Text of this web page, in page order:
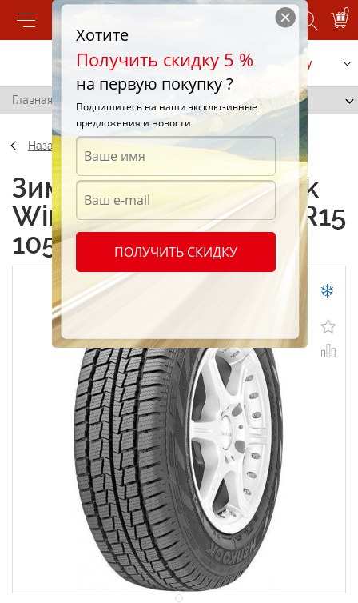
0
Позвонить Заказать услугу
Главная / Hankook Winter RW06 195/80 R15 105Q
Назад
Зимние шины Hankook
Winter RW06 195/80 R15
105Q
Хотите
Получить скидку 5 %
на первую покупку ?
Подпишитесь на наши эксклюзивные
предложения и новости
ПОЛУЧИТЬ СКИДКУ